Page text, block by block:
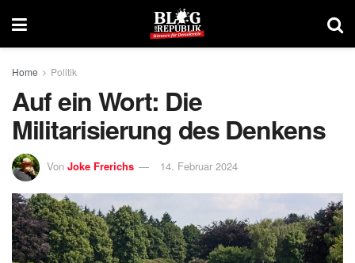
Home Politik
Auf ein Wort: Die
Militarisierung des Denkens
Von Joke Frerichs 14. Februar 2024